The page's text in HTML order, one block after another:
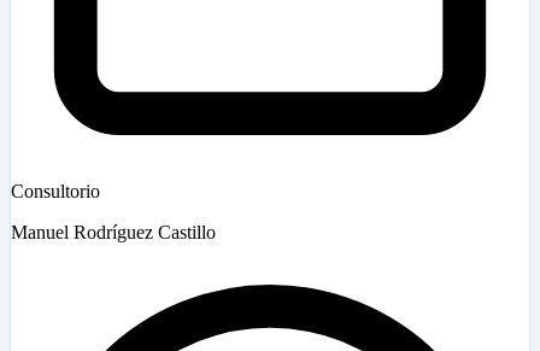
Consultorio
Manuel Rodríguez Castillo